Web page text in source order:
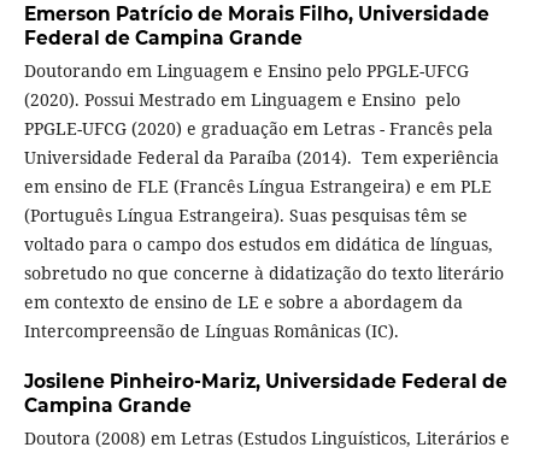
Emerson Patrício de Morais Filho, Universidade
Federal de Campina Grande
Doutorando em Linguagem e Ensino pelo PPGLE-UFCG
(2020). Possui Mestrado em Linguagem e Ensino pelo
PPGLE-UFCG (2020) e graduação em Letras - Francês pela
Universidade Federal da Paraíba (2014). Tem experiência
em ensino de FLE (Francês Língua Estrangeira) e em PLE
(Português Língua Estrangeira). Suas pesquisas têm se
voltado para o campo dos estudos em didática de línguas,
sobretudo no que concerne à didatização do texto literário
em contexto de ensino de LE e sobre a abordagem da
Intercompreensão de Línguas Românicas (IC).
Josilene Pinheiro-Mariz, Universidade Federal de
Campina Grande
Doutora (2008) em Letras (Estudos Linguísticos, Literários e